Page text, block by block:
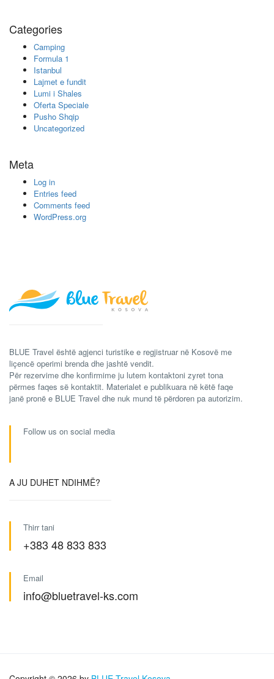
Categories
Camping
Formula 1
Istanbul
Lajmet e fundit
Lumi i Shales
Oferta Speciale
Pusho Shqip
Uncategorized
Meta
Log in
Entries feed
Comments feed
WordPress.org
BLUE Travel është agjenci turistike e regjistruar në Kosovë me
liçencë operimi brenda dhe jashtë vendit.
Për rezervime dhe konfirmime ju lutem kontaktoni zyret tona
përmes faqes së kontaktit. Materialet e publikuara në këtë faqe
janë pronë e BLUE Travel dhe nuk mund të përdoren pa autorizim.
Follow us on social media
A JU DUHET NDIHMË?
Thirr tani
+383 48 833 833
Email
info@bluetravel-ks.com